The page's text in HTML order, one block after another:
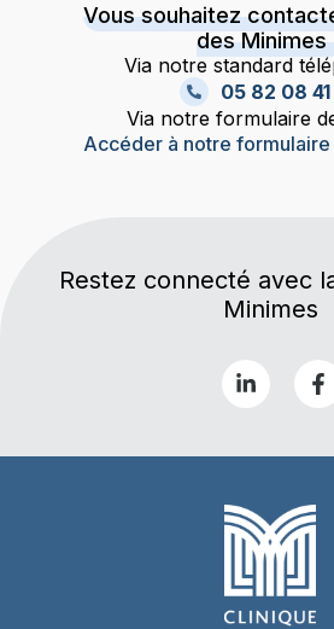
Vous souhaitez
des Minimes
Via notre standard
05 82 08
Via notre formulaire
Accéder à notre
Restez connecté avec
Minimes